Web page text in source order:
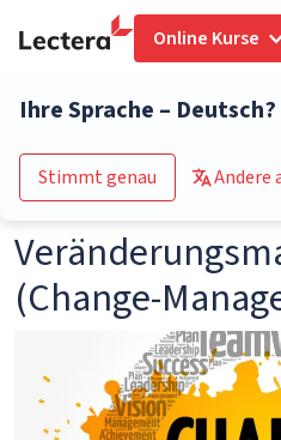
Online Kurse
Ihre Sprache – Deutsch?
Stimmt genau Andere
Zum
(Change-